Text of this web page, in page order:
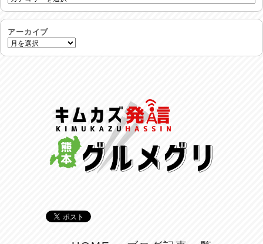
生活支援情報
2026/07/31
24時間体制
2026/07/30
土用丑の日♪
2026/07/28
反省会♪
2026/07/27
アーカイブ